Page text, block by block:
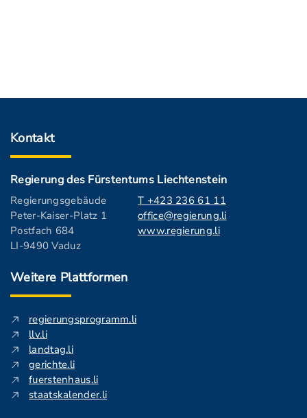
Kontakt
Regierung des Fürstentums Liechtenstein
Regierungsgebäude
Peter-Kaiser-Platz 1
Postfach 684
LI-9490 Vaduz
T +423 236 61 11
office@regierung.li
www.regierung.li
Weitere Plattformen
regierungsprogramm.li
llv.li
landtag.li
gerichte.li
fuerstenhaus.li
staatskalender.li